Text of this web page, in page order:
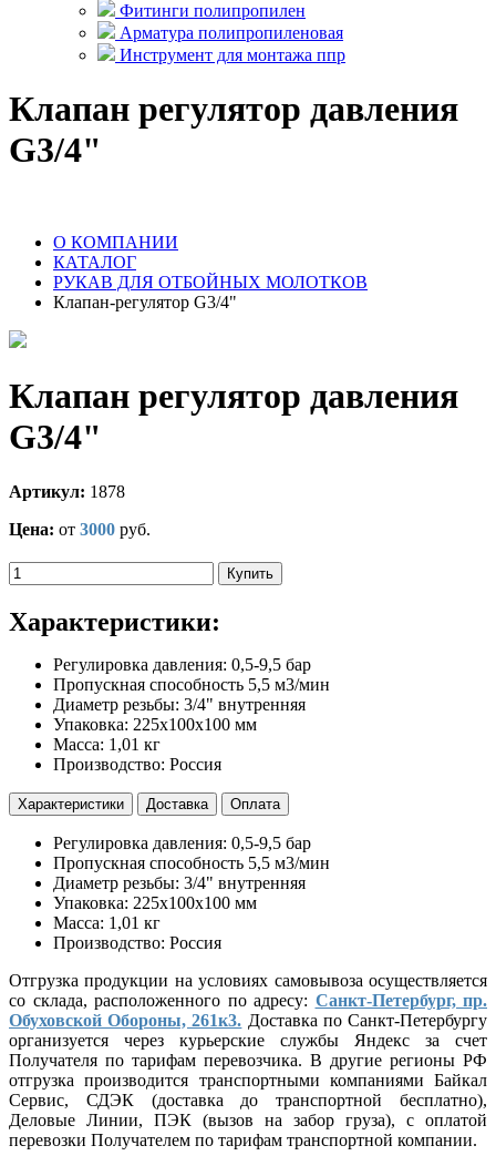
Фитинги полипропилен
Арматура полипропиленовая
Инструмент для монтажа ппр
Клапан регулятор давления
G3/4"
О КОМПАНИИ
КАТАЛОГ
РУКАВ ДЛЯ ОТБОЙНЫХ МОЛОТКОВ
Клапан-регулятор G3/4"
Клапан регулятор давления
G3/4"
Артикул: 1878
Цена: от 3000 руб.
Купить
Характеристики:
Регулировка давления: 0,5-9,5 бар
Пропускная способность 5,5 м3/мин
Диаметр резьбы: 3/4" внутренняя
Упаковка: 225х100х100 мм
Масса: 1,01 кг
Производство: Россия
Характеристики Доставка Оплата
Регулировка давления: 0,5-9,5 бар
Пропускная способность 5,5 м3/мин
Диаметр резьбы: 3/4" внутренняя
Упаковка: 225х100х100 мм
Масса: 1,01 кг
Производство: Россия
Отгрузка продукции на условиях самовывоза осуществляется
со склада, расположенного по адресу: Санкт-Петербург, пр.
Обуховской Обороны, 261к3. Доставка по Санкт-Петербургу
организуется через курьерские службы Яндекс за счет
Получателя по тарифам перевозчика. В другие регионы РФ
отгрузка производится транспортными компаниями Байкал
Сервис, СДЭК (доставка до транспортной бесплатно),
Деловые Линии, ПЭК (вызов на забор груза), с оплатой
перевозки Получателем по тарифам транспортной компании.